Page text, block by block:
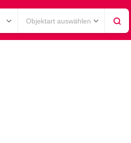
Objektart auswählen